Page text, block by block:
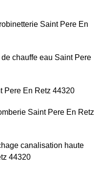
Saint Pere En
chauffe eau Saint Pere
Pere En Retz 44320
Saint Pere En Retz
canalisation haute
44320